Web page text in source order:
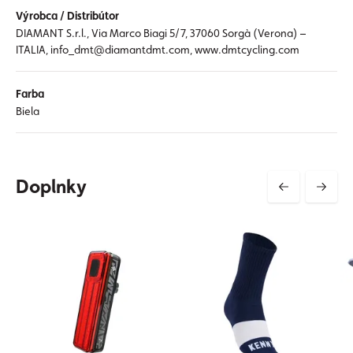
Výrobca / Distribútor
DIAMANT S.r.l., Via Marco Biagi 5/7, 37060 Sorgà (Verona) –
ITALIA, info_dmt@diamantdmt.com, www.dmtcycling.com
Farba
Biela
Doplnky